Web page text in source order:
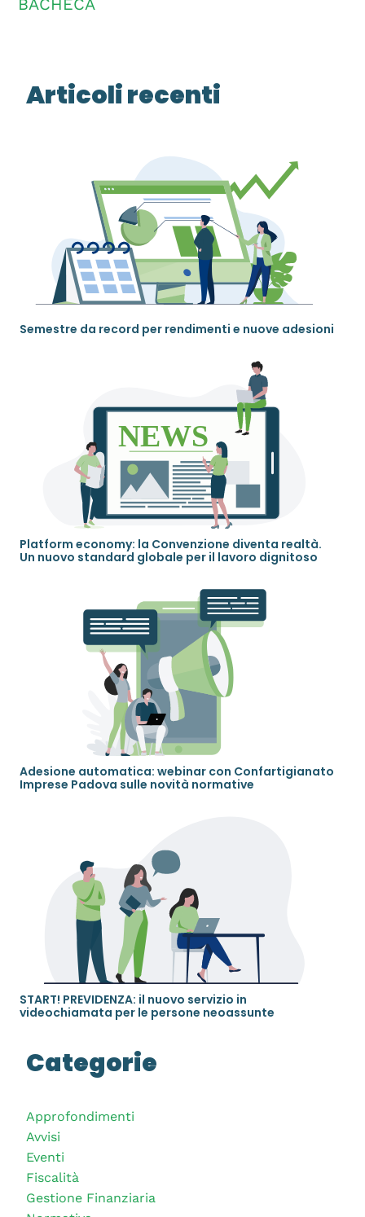
Articoli recenti
Semestre da record per rendimenti e nuove adesioni
Platform economy: la Convenzione diventa realtà.
Un nuovo standard globale per il lavoro dignitoso
Adesione automatica: webinar con Confartigianato
Imprese Padova sulle novità normative
START! PREVIDENZA: il nuovo servizio in
videochiamata per le persone neoassunte
Categorie
Approfondimenti
Avvisi
Eventi
Fiscalità
Gestione Finanziaria